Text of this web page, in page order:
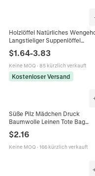
Holzlöffel Natürliches
Langstieliger Suppenlöffel
Rührlöffel Honig Kaffee
Küchenutensil Hitzebeständig
Handgefertigt Umweltfreundlich
$1.64-3.83
Keine MOQ · 85 kürzlich verkauft
Kostenloser Versand
Süße Pilz Mädchen Druck
Baumwolle Leinen Tote Bag
Eco Friendly
Handtasche Für Damen Alltag
$2.16
Keine MOQ · 166 kürzlich verkauft